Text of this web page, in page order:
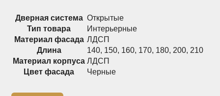
Распашные шкафы
+7 (926) 192-03-75 0
О нас
Дверная система Открытые
Тип товара
Интерьерные
Материал фасада ЛДСП
Длина
140, 150, 160, 170, 180, 200, 210
Материал корпуса ЛДСП
Цвет фасада
Черные